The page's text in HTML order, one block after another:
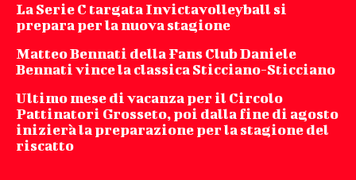
La Serie C targata Invictavolleyball si
prepara per la nuova stagione
Matteo Bennati della Fans Club Daniele
Bennati vince la classica Sticciano-Sticciano
Ultimo mese di vacanza per il Circolo
Pattinatori Grosseto, poi dalla fine di agosto
inizierà la preparazione per la stagione del
riscatto